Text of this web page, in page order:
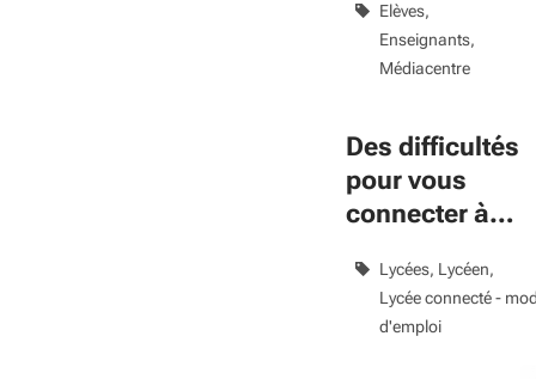
Elèves
Enseignants
Médiacentre
Des difficultés
pour vous
connecter à
?
Lycées Lycéen
Lycée connecté -
d'emploi